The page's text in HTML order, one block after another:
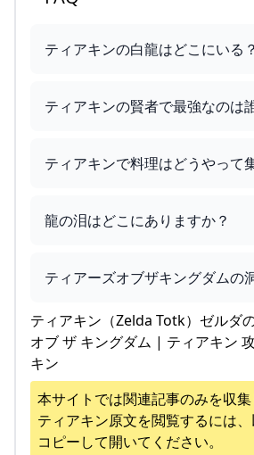
ティアキンの白龍はどこにいる？
ティアキンの賢者で最強なのは
ティアキンで料理はどうやって
龍の泪はどこにありますか？
ティアーズオブザキングダムの
ティアキン（Zelda Totk）ゼルダ
オブ ザ キングダム | ティアキン
キン
本サイトでは関連記事のみを収集
ティアキン原文を閲覧するには
コピーして開いてください。